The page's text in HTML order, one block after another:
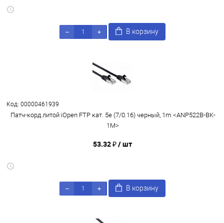
В корзину
Код: 00000461939
Патч-корд литой iOpen FTP кат. 5e (7/0.16) черный, 1m <ANP522B-BK-
1M>
53.32 ₽/ шт
В корзину